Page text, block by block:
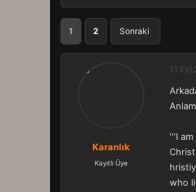
n
b
b
l
ş
a
r
1 2 Sonraki
Karanlık
Kayıtlı Üye
11 Eyl
'''I
who